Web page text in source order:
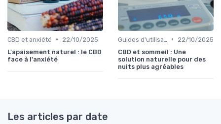
CBD et anxiété •
22/10/2025
L'apaisement naturel : le CBD
face à l'anxiété
•
22/10/2025
CBD et sommeil : Une
solution naturelle pour des
nuits plus agréables
Les articles par date